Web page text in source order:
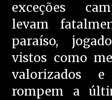
exceções
levam
paraíso,
vistos como
valorizados
rompem a